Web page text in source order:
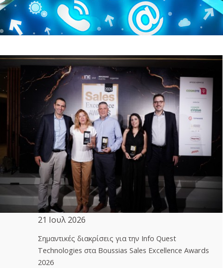
21 Ιουλ 2026
Σημαντικές διακρίσεις για την Info Quest
Technologies στα Boussias Sales Excellence Awards
2026